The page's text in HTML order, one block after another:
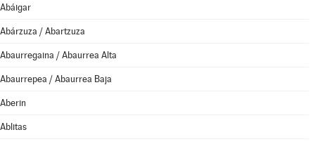
Abáigar
Abárzuza / Abartzuza
Abaurregaina / Abaurrea Alta
Abaurrepea / Abaurrea Baja
Aberin
Ablitas